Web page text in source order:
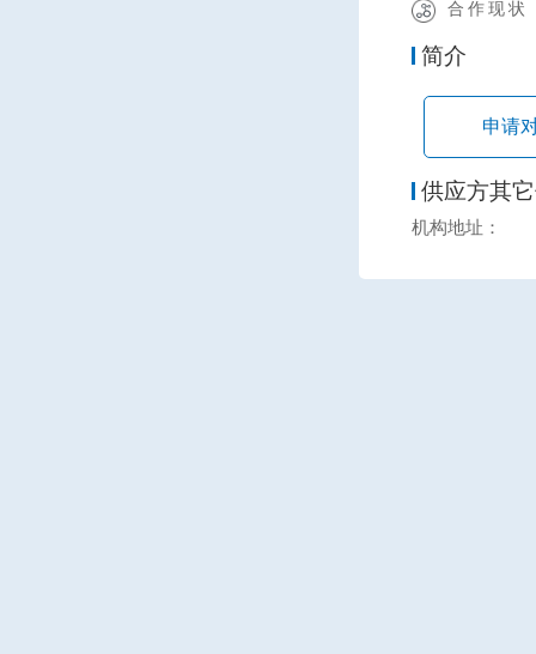
合作现状
简介
申请
供应方其
机构地址：